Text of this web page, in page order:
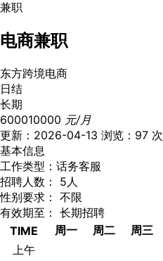
兼职
电商兼职
东方跨境电商
日结
长期
600010000 元/月
更新：2026-04-13 浏览：97 次
基本信息
工作类型： 话务客服
招聘人数： 5人
性别要求： 不限
有效期至： 长期招聘
TIME
周一 周二 周三
上午